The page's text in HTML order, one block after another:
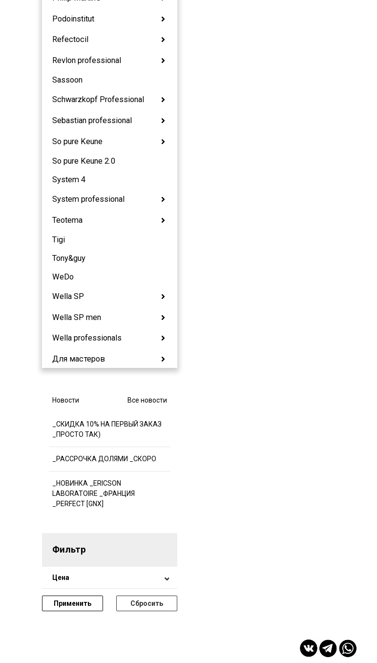
Podoinstitut
Refectocil
Revlon professional
Sassoon
Schwarzkopf Professional
Sebastian professional
So pure Keune
So pure Keune 2.0
System 4
System professional
Teotema
Tigi
Tony&guy
WeDo
Wella SP
Wella SP men
Wella professionals
Для мастеров
Новости Все новости
_СКИДКА 10% НА ПЕРВЫЙ ЗАКАЗ
_ПРОСТО ТАК)
_РАССРОЧКА ДОЛЯМИ _СКОРО
_НОВИНКА _ERICSON
LABORATOIRE _ФРАНЦИЯ
_PERFECT [GNX]
Фильтр
Цена
Применить Сбросить